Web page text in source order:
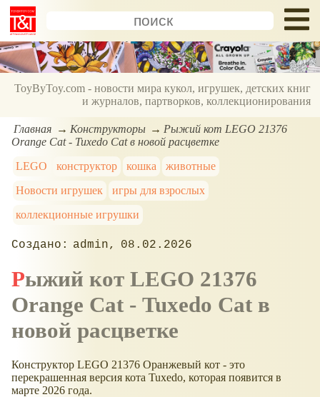
ToyByToy.com - новости мира кукол, игрушек, детских книг
и журналов, партворков, коллекционирования
Главная Конструкторы
Рыжий кот LEGO 21376
Orange Cat - Tuxedo Cat в новой расцветке
LEGO
конструктор кошка
животные
Новости игрушек
игры для взрослых
коллекционные игрушки
admin 08.02.2026
Рыжий кот LEGO 21376
Orange Cat - Tuxedo Cat в
новой расцветке
Конструктор LEGO 21376 Оранжевый кот - это
перекрашенная версия кота Tuxedo, которая появится в
марте 2026 года.